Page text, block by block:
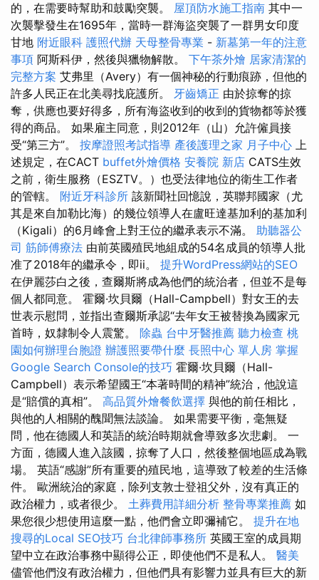
的，在需要時幫助和鼓勵突襲。 屋頂防水施工指南 其中一
次襲擊發生在1695年，當時一群海盜突襲了一群男女印度
甘地 附近眼科 護照代辦 天母整骨專業 - 新墓第一年的注意
事項 阿斯科伊，然後與獵物解散。 下午茶外燴 居家清潔的
完整方案 艾弗里（Avery）有一個神秘的行動痕跡，但他的
許多人民正在北美尋找庇護所。 牙齒矯正 由於掠奪的掠
奪，供應也要好得多，所有海盜收到的收到的貨物都等於獲
得的商品。 如果雇主同意，則2012年（山）允許僱員接
受“第三方”。 按摩證照考試指導 產後護理之家 月子中心 上
述規定，在CACT buffet外燴價格 安養院 新店 CATS生效
之前，衛生服務（ESZTV。）也受法律地位的衛生工作者
的管轄。 附近牙科診所 該新聞社回憶說，英聯邦國家（尤
其是來自加勒比海）的幾位領導人在盧旺達基加利的基加利
（Kigali）的6月峰會上對王位的繼承表示不滿。 助聽器公
司 筋師傅療法 由前英國殖民地組成的54名成員的領導人批
准了2018年的繼承令，即ii。 提升WordPress網站的SEO
在伊麗莎白之後，查爾斯將成為他們的統治者，但並不是每
個人都同意。 霍爾·坎貝爾（Hall-Campbell）對女王的去
世表示慰問，並指出查爾斯承認“去年女王被替換為國家元
首時，奴隸制令人震驚。 除蟲 台中牙醫推薦 聽力檢查 桃
園如何辦理台胞證 辦護照要帶什麼 長照中心 單人房 掌握
Google Search Console的技巧 霍爾·坎貝爾（Hall-
Campbell）表示希望國王“本著時間的精神”統治，他說這
是“賠償的真相”。 高品質外燴餐飲選擇 與他的前任相比，
與他的人相關的醜聞無法談論。 如果需要平衡，毫無疑
問，他在德國人和英語的統治時期就會導致多次悲劇。 一
方面，德國人進入該國，掠奪了人口，然後整個地區成為戰
場。 英語“感謝”所有重要的殖民地，這導致了較差的生活條
件。 歐洲統治的家庭，除列支敦士登祖父外，沒有真正的
政治權力，或者很少。 土葬費用詳細分析 整骨專業推薦 如
果您很少想使用這麼一點，他們會立即彌補它。 提升在地
搜尋的Local SEO技巧 台北律師事務所 英國王室的成員期
望中立在政治事務中顯得公正，即使他們不是私人。 醫美
儘管他們沒有政治權力，但他們具有影響力並具有巨大的新